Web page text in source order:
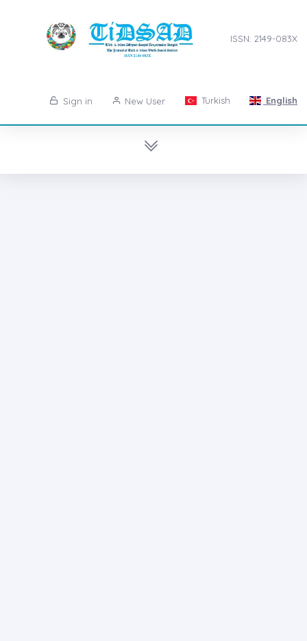
ISSN: 2149-083X
Sign in New User Turkish English